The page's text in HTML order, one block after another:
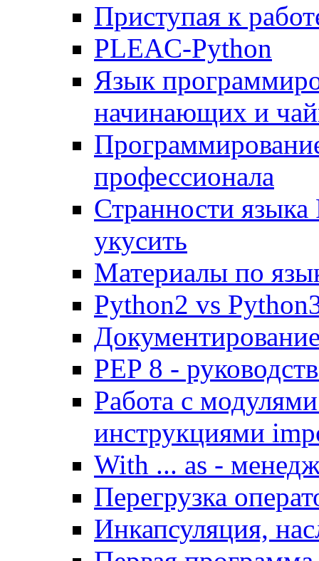
Приступая к
PLEAC-Python
Язык
начинающих и
профессионала
Странности
укусить
Материалы по
Python2 vs
PEP 8 -
Работа с
инструкциями
With ... as -
Перегрузка
Инкапсуляция,